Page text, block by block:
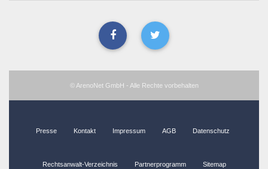
© ArenoNet GmbH - Alle Rechte vorbehalten
Presse Kontakt Impressum AGB Datenschutz
Rechtsanwalt-Verzeichnis Partnerprogramm Sitemap